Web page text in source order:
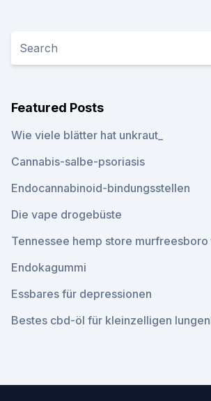
Featured Posts
Wie viele blätter hat unkraut_
Cannabis-salbe-psoriasis
Endocannabinoid-bindungsstellen
Die vape drogebüste
Tennessee hemp store murfreesboro
Endokagummi
Essbares für depressionen
Bestes cbd-öl für kleinzelligen